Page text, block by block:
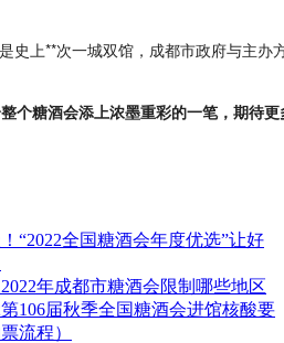
史上**次一城双馆，成都市政府与主
个糖酒会添上浓墨重彩的一笔，期待
“2022全国糖酒会年度优选”让好
年成都市糖酒会限制哪些地区
106届秋季全国糖酒会进馆核酸要
流程）